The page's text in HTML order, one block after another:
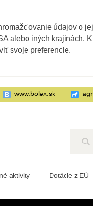
aktivity Dotácie z EÚ
www.bolex.sk
údajov o
alebo iných krajinách.
svoje preferencie.